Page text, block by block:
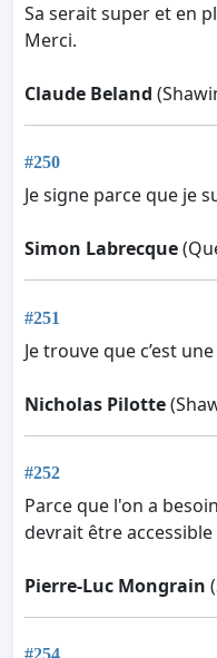
Sa serait super et en
Merci.
Claude Beland
#250
Je signe parce que je
Simon Labrecque
#251
Je trouve que c’est
Nicholas Pilotte
#252
Parce que l'on a
devrait être
Pierre-Luc Mongrain